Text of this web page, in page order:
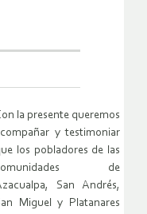
la presente queremos
y testimoniar
los pobladores de las
de
San Andrés,
Miguel y Platanares